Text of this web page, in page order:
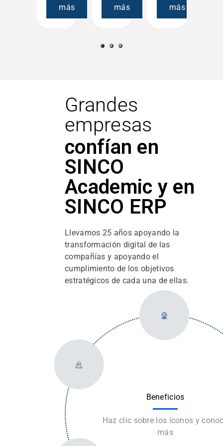
más
más
más
Grandes
empresas
confían en
SINCO
Academic y en
SINCO ERP
Llevamos 25 años apoyando la
transformación digital de las
compañías y apoyando el
cumplimiento de los objetivos
estratégicos de cada una de ellas.
Beneficios
Haz clic sobre los íconos y
más